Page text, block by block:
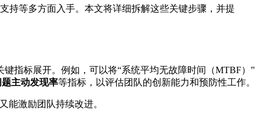
持等多方面入手。本文将详细拆解这些关键步骤，并提
键指标展开。例如，可以将“系统平均无故障时间（MTBF）”
题主动发现率等指标，以评估团队的创新能力和预防性工作。
能激励团队持续改进。